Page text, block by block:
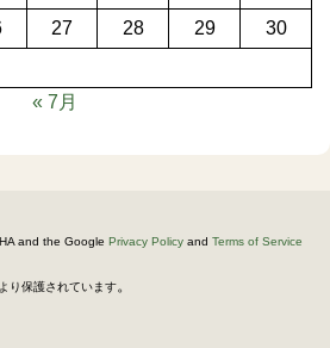
27 28 29
30
« 7月
and the Google Privacy Policy and Terms of Service
り保護されています。